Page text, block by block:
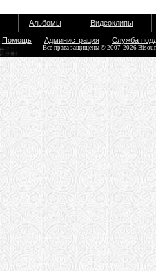
Альбомы Видеоклипы
Помощь Администрация Служба
Все права защищены © 2007-2026